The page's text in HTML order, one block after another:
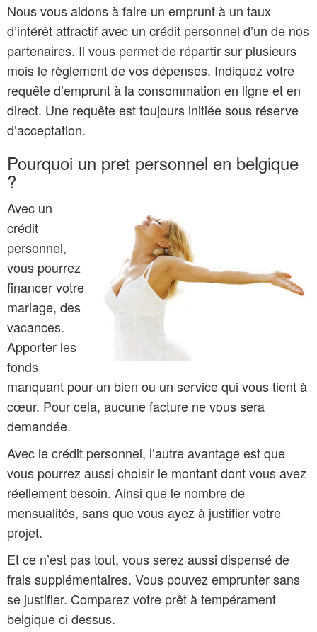
Nous vous aidons à faire un emprunt à un taux
d’intérêt attractif avec un crédit personnel d’un de nos
partenaires. Il vous permet de répartir sur plusieurs
mois le règlement de vos dépenses. Indiquez votre
requête d’emprunt à la consommation en ligne et en
direct. Une requête est toujours initiée sous réserve
d’acceptation.
Pourquoi un pret personnel en belgique
?
Avec un
crédit
personnel,
vous pourrez
financer votre
mariage, des
vacances.
Apporter les
fonds
manquant pour un bien ou un service qui vous tient à
cœur. Pour cela, aucune facture ne vous sera
demandée.
Avec le crédit personnel, l’autre avantage est que
vous pourrez aussi choisir le montant dont vous avez
réellement besoin. Ainsi que le nombre de
mensualités, sans que vous ayez à justifier votre
projet.
Et ce n’est pas tout, vous serez aussi dispensé de
frais supplémentaires. Vous pouvez emprunter sans
se justifier. Comparez votre prêt à tempérament
belgique ci dessus.